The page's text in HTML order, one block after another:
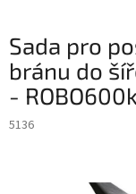
Sada pro
bránu do
-
5136